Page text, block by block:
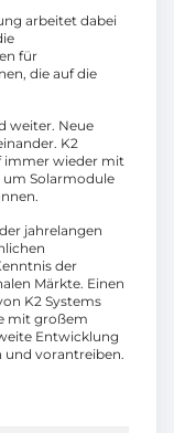
arbeitet dabei
für
die auf die
weiter. Neue
K2
immer wieder mit
um Solarmodule
jahrelangen
der
Märkte. Einen
K2 Systems
mit großem
Entwicklung
und vorantreiben.